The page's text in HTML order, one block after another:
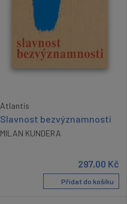
Atlantis
Slavnost bezvýznamnosti
MILAN KUNDERA
297,00 Kč
Přidat do košíku